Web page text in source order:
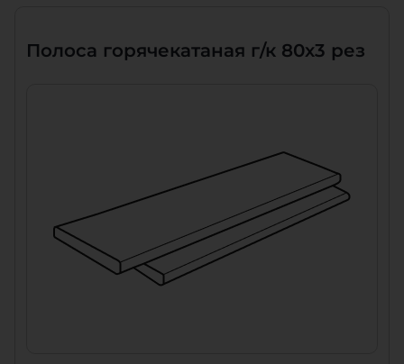
Полоса горячекатаная г/к 80х3 рез